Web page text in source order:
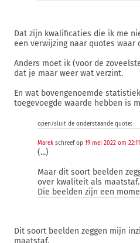
Dat zijn kwalificaties die ik me
een verwijzing naar quotes waar
Anders moet ik (voor de
dat je maar weer wat verzint.
En wat bovengenoemde
toegevoegde waarde hebben is
open/sluit de onderstaande quote:
Marek schreef op 19 mei 2022 om 22:11
(...)
Maar dit soort beelden
over kwaliteit als maatstaf.
Die beelden zijn een
Dit soort beelden zeggen mijn
maatstaf.